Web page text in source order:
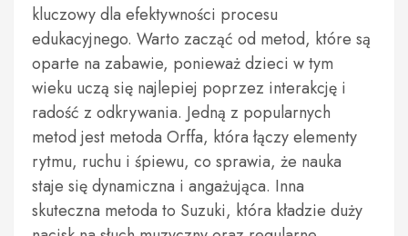
kluczowy dla efektywności procesu
edukacyjnego. Warto zacząć od metod, które są
oparte na zabawie, ponieważ dzieci w tym
wieku uczą się najlepiej poprzez interakcję i
radość z odkrywania. Jedną z popularnych
metod jest metoda Orffa, która łączy elementy
rytmu, ruchu i śpiewu, co sprawia, że nauka
staje się dynamiczna i angażująca. Inna
skuteczna metoda to Suzuki, która kładzie duży